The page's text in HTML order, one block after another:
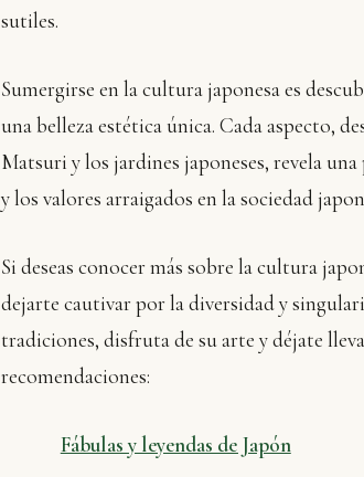
sutiles.
Sumergirse en la cultura japonesa es
una belleza estética única. Cada aspecto,
Matsuri y los jardines japoneses, revela
y los valores arraigados en la sociedad
Si deseas conocer más sobre la cultura
dejarte cautivar por la diversidad y
tradiciones, disfruta de su arte y déjate
recomendaciones:
Fábulas y leyendas de Japón